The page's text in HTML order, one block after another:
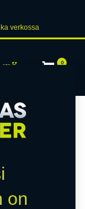
verk​​​​ossa
0
on